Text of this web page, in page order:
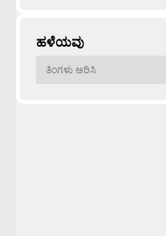
ಹಳೆಯವು
ಹಳೆಯವು